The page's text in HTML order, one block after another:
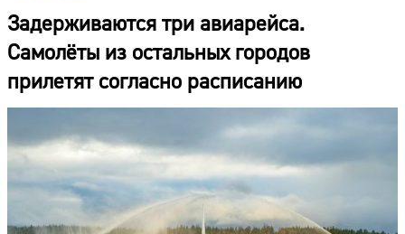
Задерживаются три авиарейса.
Самолёты из остальных городов
прилетят согласно расписанию
Курсы валют